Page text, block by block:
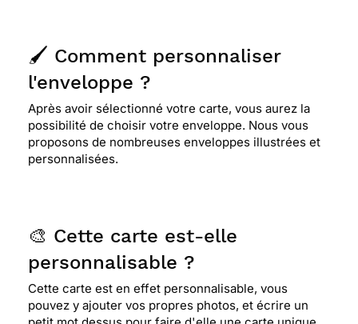
🖌️ Comment personnaliser
l'enveloppe ?
Après avoir sélectionné votre carte, vous aurez la
possibilité de choisir votre enveloppe. Nous vous
proposons de nombreuses enveloppes illustrées et
personnalisées.
🎨 Cette carte est-elle
personnalisable ?
Cette carte est en effet personnalisable, vous
pouvez y ajouter vos propres photos, et écrire un